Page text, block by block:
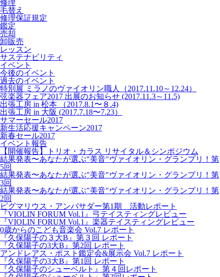
修理
毛替え
修理保証規定
鑑定
売却
卸販売
レッスン
サステナビリティ
イベント
今後のイベント
過去のイベント
特別展 ミラノのヴァイオリン職人（2017.11.10～12.24）
弦楽器フェア2017 出展のお知らせ (2017.11.3～11.5)
出張工房 in 松本 （2017.8.1〜８.4)
出張工房 in 大阪 (2017.7.18〜7.23）
サマーセール2017
新生活応援キャンペーン2017
新春セール2017
イベント報告
【開催報告】トリオ・カラス リサイタル＆シンポジウム
結果発表〜あなたが選ぶ"美音"ヴァイオリン・グランプリ！第
5回
結果発表〜あなたが選ぶ"美音"ヴァイオリン・グランプリ！第
3回
結果発表〜あなたが選ぶ"美音"ヴァイオリン・グランプリ！第
2回
ピグマリウス・アンバサダー第1期 活動レポート
『VIOLIN FORUM Vol.1』弓テイスティングレビュー
『VIOLIN FORUM Vol.1』楽器テイスティングレビュー
0歳からのこども音楽会 Vol.7 レポート
『久保陽子の３大B』第３回 レポート
『久保陽子の3大B』第2回 レポート
アンドレアス・ポスト鑑定会&展示会 Vol.7 レポート
『久保陽子の3大B』第1回 レポート
『久保陽子のシューベルト』第４回レポート